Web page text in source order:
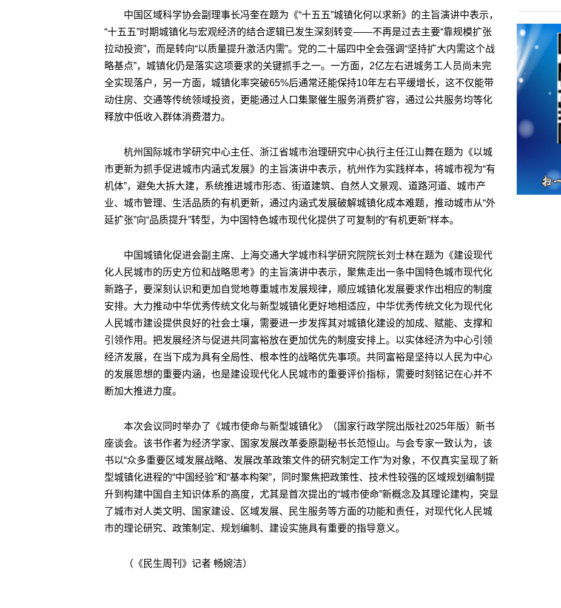
中国区域科学协会副理事长冯奎在题为《“十五五”城镇化何以求新》的主旨演讲中表示，
“十五五”时期城镇化与宏观经济的结合逻辑已发生深刻转变——不再是过去主要“靠规模扩张
拉动投资”，而是转向“以质量提升激活内需”。党的二十届四中全会强调“坚持扩大内需这个战
略基点”，城镇化仍是落实这项要求的关键抓手之一。一方面，2亿左右进城务工人员尚未完
全实现落户，另一方面，城镇化率突破65%后通常还能保持10年左右平缓增长，这不仅能带
动住房、交通等传统领域投资，更能通过人口集聚催生服务消费扩容，通过公共服务均等化
释放中低收入群体消费潜力。
杭州国际城市学研究中心主任、浙江省城市治理研究中心执行主任江山舞在题为《以城
市更新为抓手促进城市内涵式发展》的主旨演讲中表示，杭州作为实践样本，将城市视为“有
机体”，避免大拆大建，系统推进城市形态、街道建筑、自然人文景观、道路河道、城市产
业、城市管理、生活品质的有机更新，通过内涵式发展破解城镇化成本难题，推动城市从“外
延扩张”向“品质提升”转型，为中国特色城市现代化提供了可复制的“有机更新”样本。
中国城镇化促进会副主席、上海交通大学城市科学研究院院长刘士林在题为《建设现代
化人民城市的历史方位和战略思考》的主旨演讲中表示，聚焦走出一条中国特色城市现代化
新路子，要深刻认识和更加自觉地尊重城市发展规律，顺应城镇化发展要求作出相应的制度
安排。大力推动中华优秀传统文化与新型城镇化更好地相适应，中华优秀传统文化为现代化
人民城市建设提供良好的社会土壤，需要进一步发挥其对城镇化建设的加成、赋能、支撑和
引领作用。把发展经济与促进共同富裕放在更加优先的制度安排上。以实体经济为中心引领
经济发展，在当下成为具有全局性、根本性的战略优先事项。共同富裕是坚持以人民为中心
的发展思想的重要内涵，也是建设现代化人民城市的重要评价指标，需要时刻铭记在心并不
断加大推进力度。
本次会议同时举办了《城市使命与新型城镇化》（国家行政学院出版社2025年版）新书
座谈会。该书作者为经济学家、国家发展改革委原副秘书长范恒山。与会专家一致认为，该
书以“众多重要区域发展战略、发展改革政策文件的研究制定工作”为对象，不仅真实呈现了新
型城镇化进程的“中国经验”和“基本构架”，同时聚焦把政策性、技术性较强的区域规划编制提
升到构建中国自主知识体系的高度，尤其是首次提出的“城市使命”新概念及其理论建构，突显
了城市对人类文明、国家建设、区域发展、民生服务等方面的功能和责任，对现代化人民城
市的理论研究、政策制定、规划编制、建设实施具有重要的指导意义。
（《民生周刊》记者 畅婉洁）